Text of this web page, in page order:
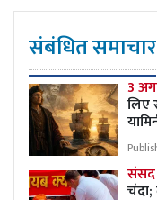
संबंधित समाचार
3
लिए
संसद